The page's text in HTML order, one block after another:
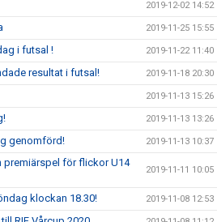
2019-12-02 14:52
2019-11-25 15:55
i futsal ! 2019-11-22 11:40
resultat i futsal! 2019-11-18 20:30
2019-11-13 15:26
2019-11-13 13:26
genomförd! 2019-11-13 10:37
för flickor U14
2019-11-11 10:05
klockan 18.30! 2019-11-08 12:53